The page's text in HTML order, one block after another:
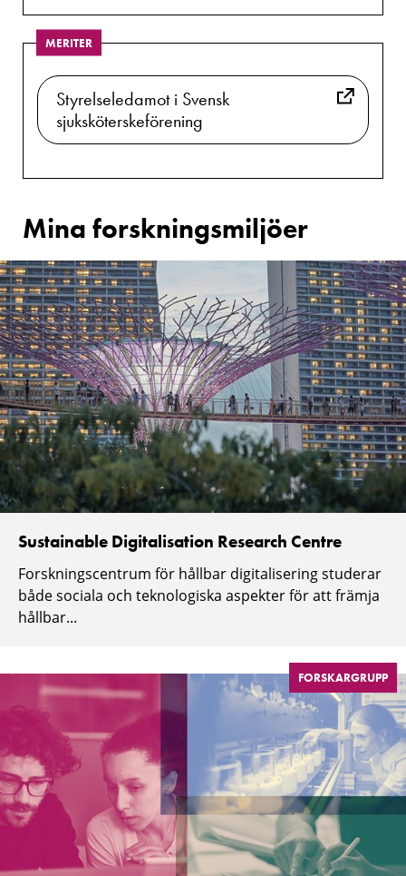
MERITER
Styrelseledamot i Svensk
sjuksköterskeförening
Mina forskningsmiljöer
Sustainable Digitalisation Research Centre
Forskningscentrum för hållbar digitalisering studerar
både sociala och teknologiska aspekter för att främja
hållbar...
FORSKARGRUPP